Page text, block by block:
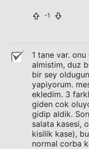
-1
1 tane var.
almistim, duz
bir sey
yapiyorum.
ekledim. 3
giden cok
gidip aldik.
salata kasesi,
kisilik kase),
normal corba